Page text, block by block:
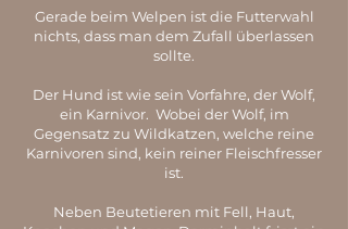
Gerade beim Welpen ist die Futterwahl
nichts, dass man dem Zufall überlassen
sollte.
Der Hund ist wie sein Vorfahre, der Wolf,
ein Karnivor. Wobei der Wolf, im
Gegensatz zu Wildkatzen, welche reine
Karnivoren sind, kein reiner Fleischfresser
ist.
Neben Beutetieren mit Fell, Haut,